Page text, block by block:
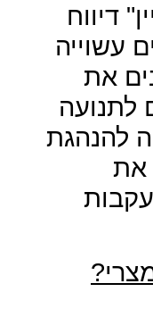
דיווח
עשוייה
את
ל-4 ימים לתנועה
להנהגת
את